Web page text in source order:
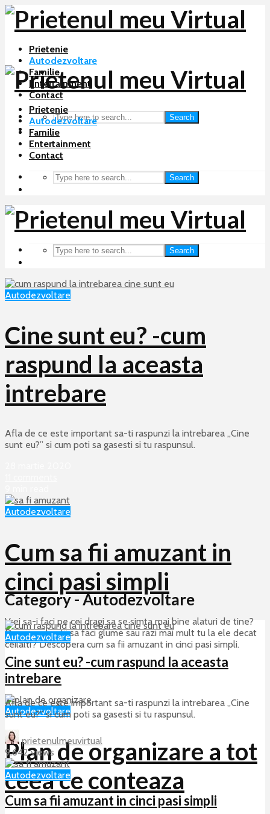
Prietenie
Autodezvoltare
Familie
Entertainment
Contact
Search
Prietenie
Autodezvoltare
Familie
Entertainment
Contact
Search
Search
Autodezvoltare
Cine sunt eu? -cum
raspund la aceasta
intrebare
Afla de ce este important sa-ti raspunzi la intrebarea „Cine
sunt eu?” si cum poti sa gasesti si tu raspunsul.
Autodezvoltare
Cum sa fii amuzant in
cinci pasi simpli
Vrei sa-i faci pe cei dragi sa se simta mai bine alaturi de tine?
Dar nu prea stii sa faci glume sau razi mai mult tu la ele decat
ceilalti? Descopera cum sa fii amuzant in cinci pasi simpli.
31 decembrie 2018
6 comments
16 min read
Autodezvoltare
Plan de organizare a tot
ceea ce conteaza
Category - Autodezvoltare
Autodezvoltare
Cine sunt eu? -cum raspund la aceasta
intrebare
Afla de ce este important sa-ti raspunzi la intrebarea „Cine
sunt eu?” si cum poti sa gasesti si tu raspunsul.
prietenulmeuvirtual
9.642 views
Autodezvoltare
Cum sa fii amuzant in cinci pasi simpli